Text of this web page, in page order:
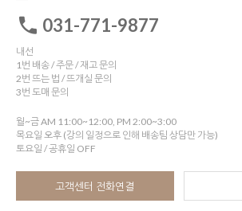
031-771-9877
내선
1번 배송 / 주문 / 재고 문의
2번 뜨는 법 / 뜨개실 문의
3번 도매 문의
월~금 AM 11:00~12:00, PM 2:00~3:00
목요일 오후 (강의 일정으로 인해 배송팀 상담만 가능)
토요일 / 공휴일 OFF
고객센터 전화연결